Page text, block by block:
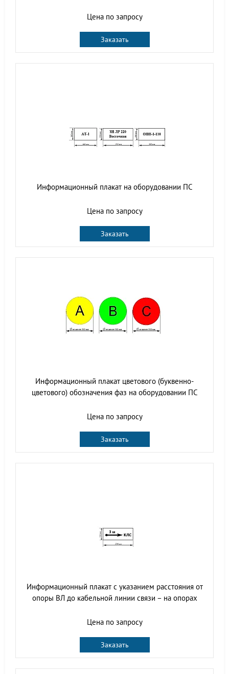
Цена по запросу
Заказать
Информационный плакат на оборудовании ПС
Цена по запросу
Заказать
Информационный плакат цветового (буквенно-
цветового) обозначения фаз на оборудовании ПС
Цена по запросу
Заказать
Информационный плакат с указанием расстояния от
опоры ВЛ до кабельной линии связи – на опорах
Цена по запросу
Заказать